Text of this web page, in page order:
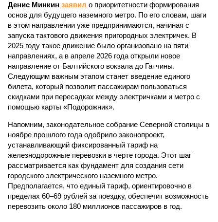
Денис Минкин заявил о приоритетности формирования
основ для будущего наземного метро. По его словам, шаги
в этом направлении уже предпринимаются, начиная с
запуска тактового движения пригородных электричек. В
2025 году такое движение было организовано на пяти
направлениях, а в апреле 2026 года открыли новое
направление от Балтийского вокзала до Гатчины.
Следующим важным этапом станет введение единого
билета, который позволит пассажирам пользоваться
скидками при пересадках между электричками и метро с
помощью карты «Подорожник».
Напомним, законодательное собрание Северной столицы в
ноябре прошлого года одобрило законопроект,
устанавливающий фиксированный тариф на
железнодорожные перевозки в черте города. Этот шаг
рассматривается как фундамент для создания сети
городского электрического наземного метро.
Предполагается, что единый тариф, ориентировочно в
пределах 60–69 рублей за поездку, обеспечит возможность
перевозить около 180 миллионов пассажиров в год.